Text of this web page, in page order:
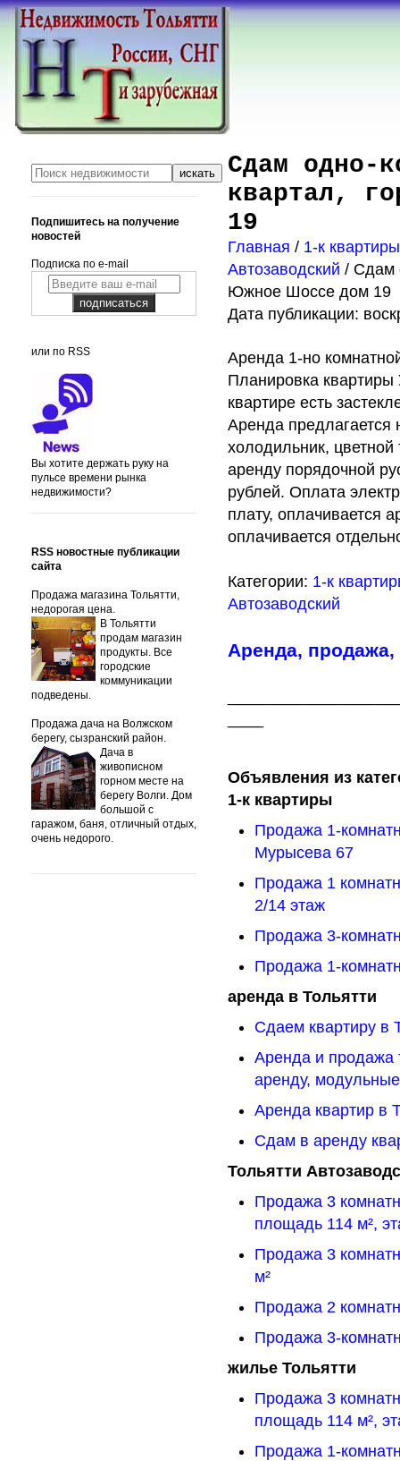
Сдам одно-
квартал,
19
Главная / 1-к
Автозаводский / Сдам
Южное Шоссе дом 19
Дата публикации:
Аренда 1-но
Планировка квартиры
квартире есть
Аренда предлагается
холодильник, цветной
аренду порядочной
рублей. Оплата
плату, оплачивается
оплачивается
Категории: 1-к
Автозаводский
Аренда,
Объявления из
1-к квартиры
Продажа 1-
Мурысева 67
Продажа 1
2/14 этаж
Продажа 3-
Продажа 1-
аренда в Тольятти
Сдаем квартиру в
Аренда и продажа
аренду,
Аренда квартир в
Сдам в аренду
Тольятти
Продажа 3
площадь 114 м²,
Продажа 3
м²
Продажа 2
Продажа 3-
жилье Тольятти
Продажа 3
площадь 114 м²,
Продажа 1-
Подпишитесь на получение
новостей
Подписка по e-mail
или по RSS
Вы хотите держать руку на
пульсе времени рынка
недвижимости?
RSS новостные публикации
сайта
Продажа магазина Тольятти,
недорогая цена.
В Тольятти
продам магазин
продукты. Все
городские
коммуникации
подведены.
Продажа дача на Волжском
берегу, сызранский район.
Дача в
живописном
горном месте на
берегу Волги. Дом
большой с
гаражом, баня, отличный отдых,
очень недорого.